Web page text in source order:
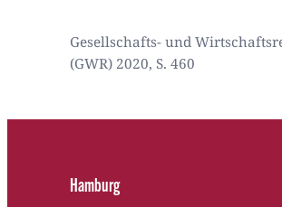
Gesellschafts- und
(GWR) 2020, S. 460
Hamburg